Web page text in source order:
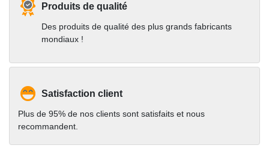
Produits de qualité
Des produits de qualité des plus grands fabricants
mondiaux !
Satisfaction client
Plus de 95% de nos clients sont satisfaits et nous
recommandent.